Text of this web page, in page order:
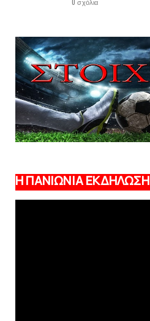
0 σχόλια
Η ΠΑΝΙΩΝΙΑ ΕΚΔΗΛΩΣΗ